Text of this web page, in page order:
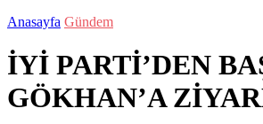
Anasayfa Gündem
İYİ PARTİ’DEN
GÖKHAN’A